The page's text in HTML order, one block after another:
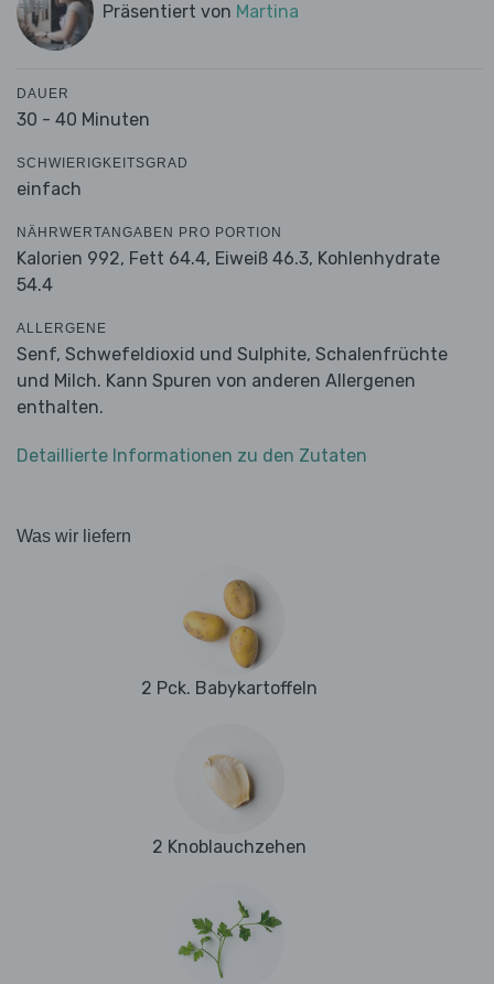
Präsentiert von Martina
DAUER
30 - 40 Minuten
SCHWIERIGKEITSGRAD
einfach
NÄHRWERTANGABEN PRO PORTION
Kalorien 992, Fett 64.4, Eiweiß 46.3, Kohlenhydrate
54.4
ALLERGENE
Senf, Schwefeldioxid und Sulphite, Schalenfrüchte
und Milch. Kann Spuren von anderen Allergenen
enthalten.
Detaillierte Informationen zu den Zutaten
Was wir liefern
2 Pck. Babykartoffeln
2 Knoblauchzehen